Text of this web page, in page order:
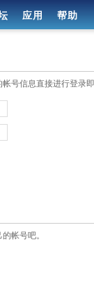
应用 帮助
号信息直接进行登录
帐号吧。